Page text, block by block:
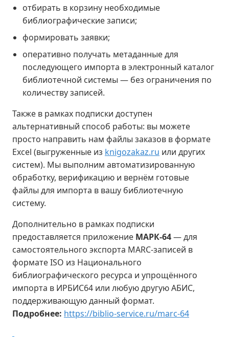
отбирать в корзину необходимые
библиографические записи;
формировать заявки;
оперативно получать метаданные для
последующего импорта в электронный каталог
библиотечной системы — без ограничения по
количеству записей.
Также в рамках подписки доступен
альтернативный способ работы: вы можете
просто направить нам файлы заказов в формате
Excel (выгруженные из knigozakaz.ru или других
систем). Мы выполним автоматизированную
обработку, верификацию и вернём готовые
файлы для импорта в вашу библиотечную
систему.
Дополнительно в рамках подписки
предоставляется приложение МАРК-64— для
самостоятельного экспорта MARC-записей в
формате ISO из Национального
библиографического ресурса и упрощённого
импорта в ИРБИС64 или любую другую АБИС,
поддерживающую данный формат.
Подробнее: https://biblio-service.ru/marc-64